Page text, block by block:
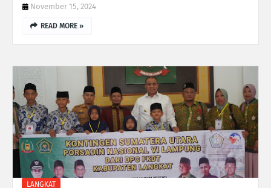
November 15, 2024
READ MORE »
LANGKAT